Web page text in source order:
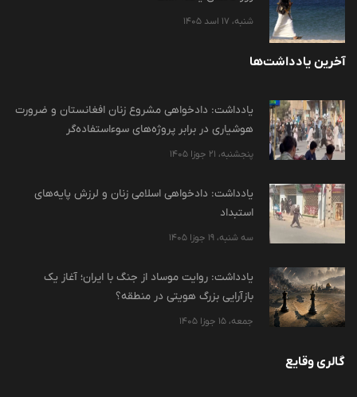
شنبه، 17 اسد 1405
آخرین یادداشت‌ها
یادداشت: دادخواهی مشروع زنان افغانستان و ضرورت
هوشیاری در برابر پروژه‌های سوءاستفاده‌گر
پنجشنبه، 21 جوزا 1405
یادداشت: دادخواهی اسلامی زنان و لرزش پایه‌های
استبداد
سه شنبه، 19 جوزا 1405
یادداشت: روایت موساد از جنگ با ایران؛ آغاز یک
بازآرایی بزرگ هویتی در منطقه؟
جمعه، 15 جوزا 1405
گالری وقایع